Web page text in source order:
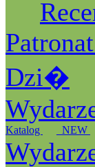
Dzi�
Katalog _NEW